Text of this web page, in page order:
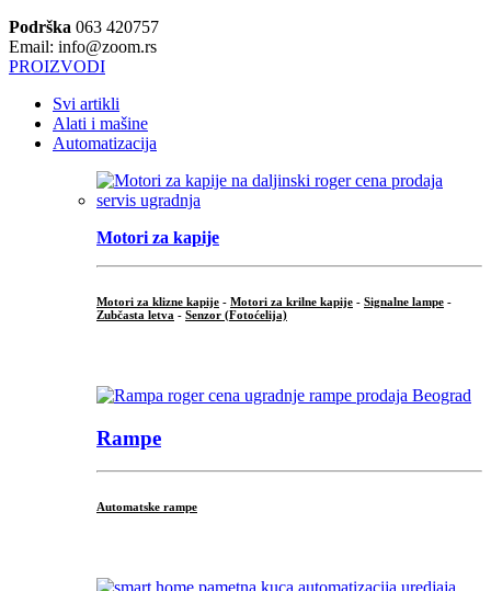
Podrška 063 420757
Email: info@zoom.rs
PROIZVODI
Svi artikli
Alati i mašine
Automatizacija
Motori za kapije
Motori za klizne kapije - Motori za krilne kapije - Signalne lampe -
Zubčasta letva - Senzor (Fotoćelija)
Rampe
Automatske rampe